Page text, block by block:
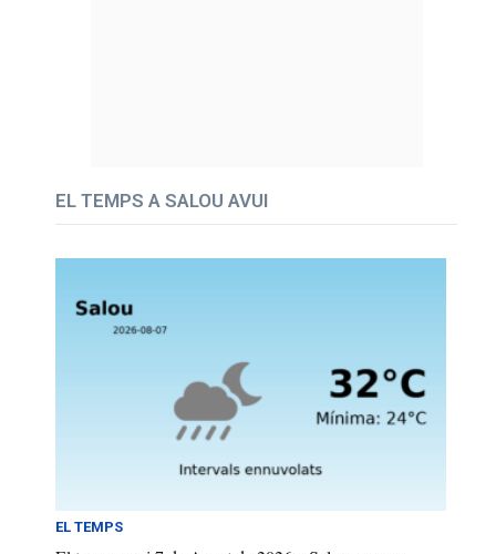
EL TEMPS A SALOU AVUI
EL TEMPS